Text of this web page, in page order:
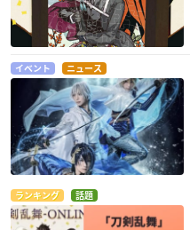
イベント ニュース
ランキング 話題